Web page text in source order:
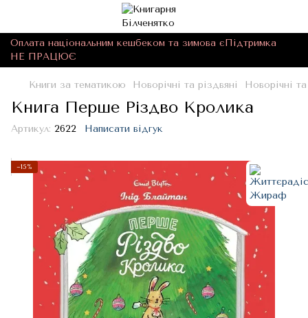
Оплата національним кешбеком та зимова єПідтримка
НЕ ПРАЦЮЄ
Книги за тематикою Новорічні та різдвяні Новорічні
Книга Перше Різдво Кролика
Артикул: 2622 Написати відгук
−15%